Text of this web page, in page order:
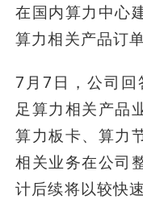
在国内算力中心
算力相关产品订
7月7日，公司
足算力相关产品
算力板卡、算力
相关业务在公司
计后续将以较快